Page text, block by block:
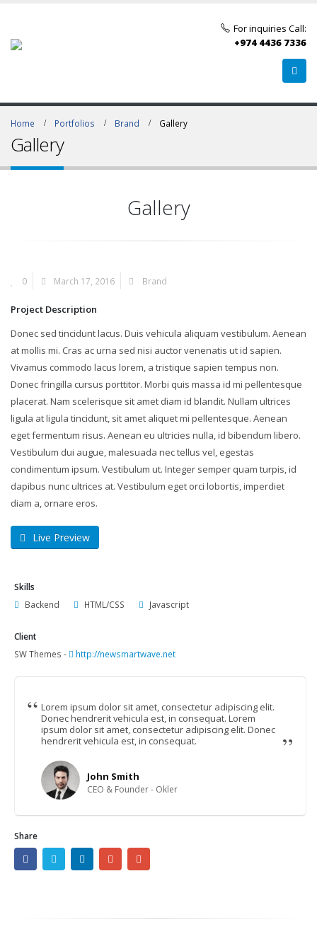
For inquiries Call:
+974 4436 7336
Home Portfolios Brand Gallery
Gallery
Gallery
0 March 17, 2016 Brand
Project Description
Donec sed tincidunt lacus. Duis vehicula aliquam vestibulum. Aenean
at mollis mi. Cras ac urna sed nisi auctor venenatis ut id sapien.
Vivamus commodo lacus lorem, a tristique sapien tempus non.
Donec fringilla cursus porttitor. Morbi quis massa id mi pellentesque
placerat. Nam scelerisque sit amet diam id blandit. Nullam ultrices
ligula at ligula tincidunt, sit amet aliquet mi pellentesque. Aenean
eget fermentum risus. Aenean eu ultricies nulla, id bibendum libero.
Vestibulum dui augue, malesuada nec tellus vel, egestas
condimentum ipsum. Vestibulum ut. Integer semper quam turpis, id
dapibus nunc ultrices at. Vestibulum eget orci lobortis, imperdiet
diam a, ornare eros.
Live Preview
Skills
Backend
HTML/CSS Javascript
Client
SW Themes -
http://newsmartwave.net
Lorem ipsum dolor sit amet, consectetur adipiscing elit.
Donec hendrerit vehicula est, in consequat. Lorem
ipsum dolor sit amet, consectetur adipiscing elit. Donec
hendrerit vehicula est, in consequat.
John Smith
CEO & Founder - Okler
Share